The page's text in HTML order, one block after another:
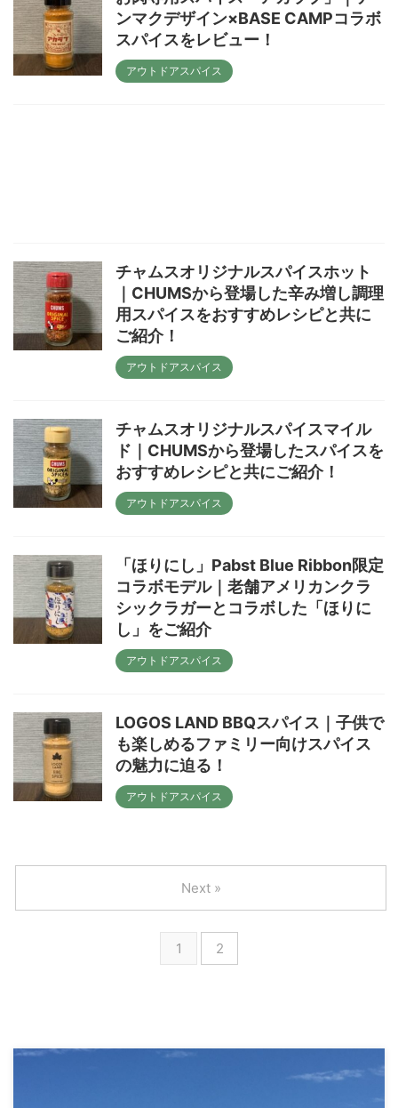
ンマクデザイン×BASE CAMPコラボ
スパイスをレビュー！
アウトドアスパイス
チャムスオリジナルスパイスホット
｜CHUMSから登場した辛み増し調理
用スパイスをおすすめレシピと共に
ご紹介！
アウトドアスパイス
チャムスオリジナルスパイスマイル
ド｜CHUMSから登場したスパイスを
おすすめレシピと共にご紹介！
アウトドアスパイス
「ほりにし」Pabst Blue Ribbon限定
コラボモデル｜老舗アメリカンクラ
シックラガーとコラボした「ほりに
し」をご紹介
アウトドアスパイス
LOGOS LAND BBQスパイス｜子供で
も楽しめるファミリー向けスパイス
の魅力に迫る！
アウトドアスパイス
1 2
Next »